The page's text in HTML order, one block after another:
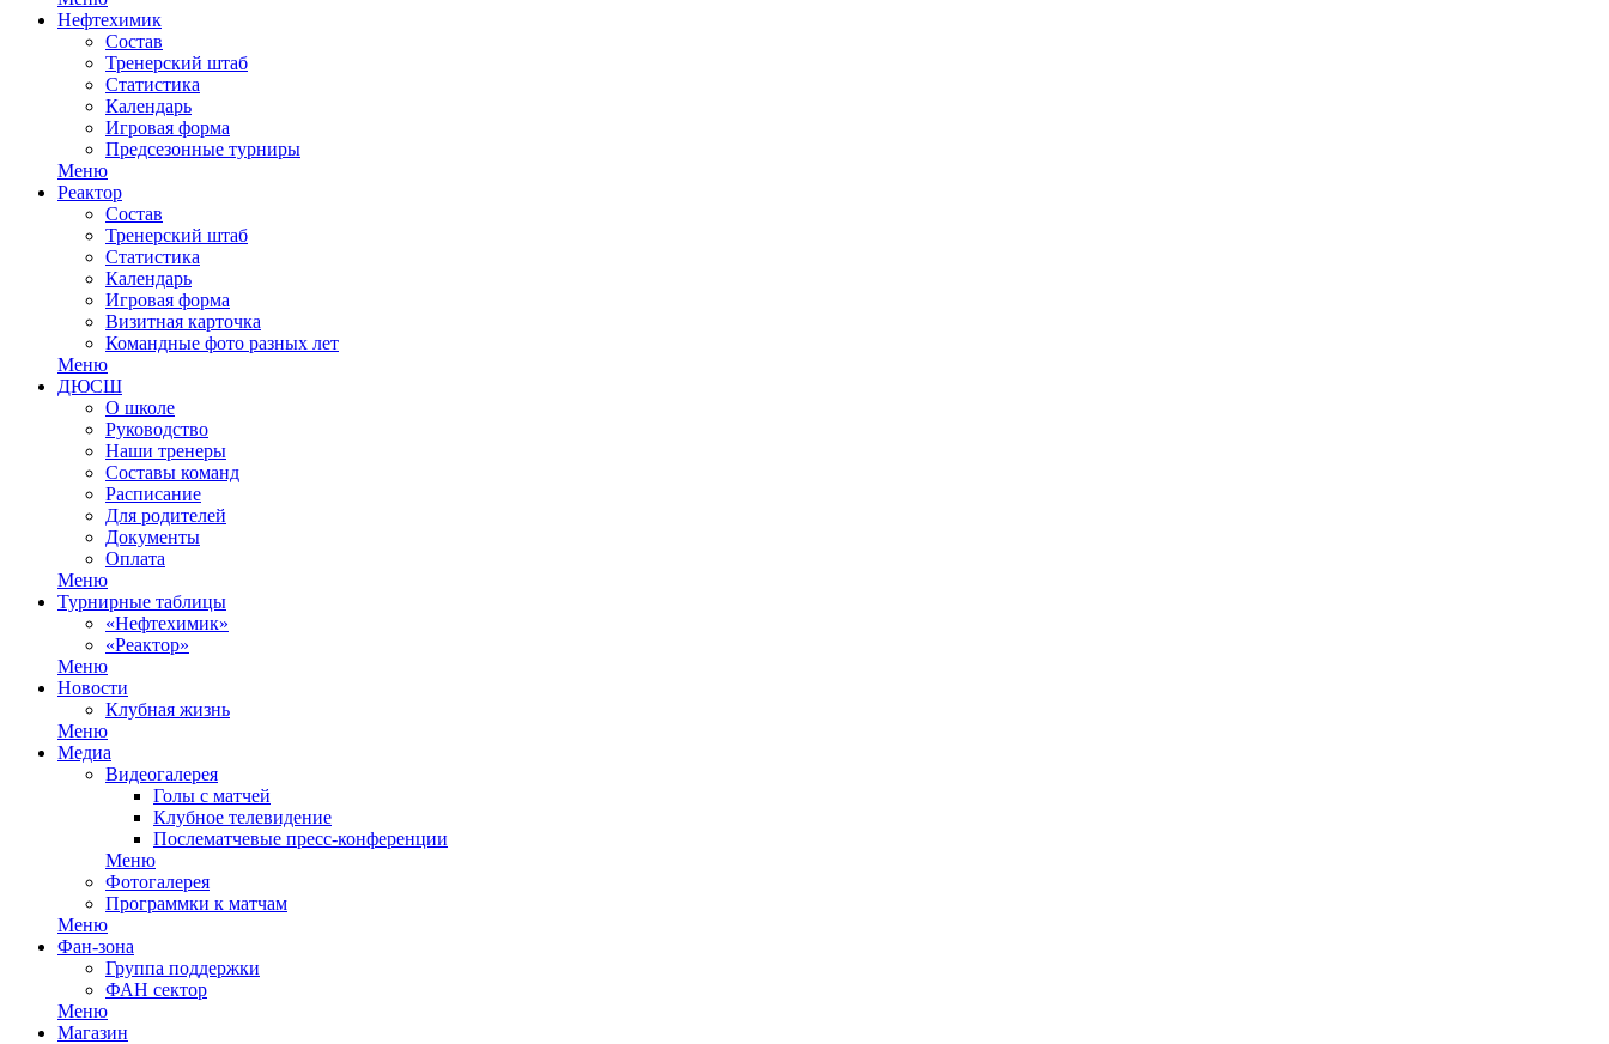
Нефтехимик
Состав
Тренерский штаб
Статистика
Календарь
Игровая форма
Предсезонные турниры
Меню
Реактор
Состав
Тренерский штаб
Статистика
Календарь
Игровая форма
Визитная карточка
Командные фото разных лет
Меню
ДЮСШ
О школе
Руководство
Наши тренеры
Составы команд
Расписание
Для родителей
Документы
Оплата
Меню
Турнирные таблицы
«Нефтехимик»
«Реактор»
Меню
Новости
Клубная жизнь
Меню
Медиа
Видеогалерея
Голы с матчей
Клубное телевидение
Послематчевые пресс-конференции
Меню
Фотогалерея
Программки к матчам
Меню
Фан-зона
Группа поддержки
ФАН сектор
Меню
Магазин